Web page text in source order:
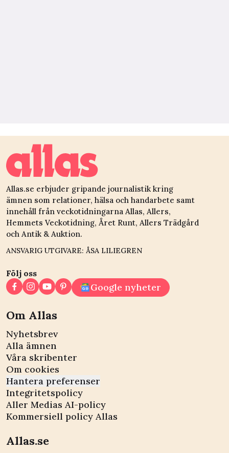
Allas.se erbjuder gripande journalistik kring
ämnen som relationer, hälsa och handarbete samt
innehåll från veckotidningarna Allas, Allers,
Hemmets Veckotidning, Året Runt, Allers Trädgård
och Antik & Auktion.
ANSVARIG UTGIVARE: ÅSA LILIEGREN
Följ oss
Google nyheter
Om Allas
Nyhetsbrev
Alla ämnen
Våra skribenter
Om cookies
Hantera preferenser
Integritetspolicy
Aller Medias AI-policy
Kommersiell policy Allas
Allas.se